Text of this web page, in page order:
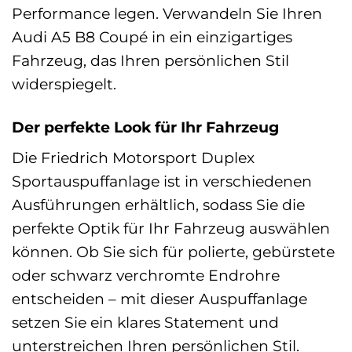
Performance legen. Verwandeln Sie Ihren
Audi A5 B8 Coupé in ein einzigartiges
Fahrzeug, das Ihren persönlichen Stil
widerspiegelt.
Der perfekte Look für Ihr Fahrzeug
Die Friedrich Motorsport Duplex
Sportauspuffanlage ist in verschiedenen
Ausführungen erhältlich, sodass Sie die
perfekte Optik für Ihr Fahrzeug auswählen
können. Ob Sie sich für polierte, gebürstete
oder schwarz verchromte Endrohre
entscheiden – mit dieser Auspuffanlage
setzen Sie ein klares Statement und
unterstreichen Ihren persönlichen Stil.